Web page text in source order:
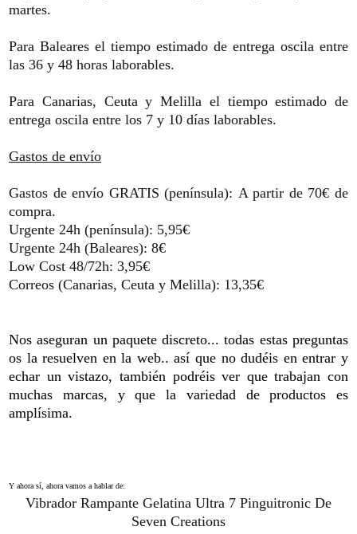
martes.
Para Baleares el tiempo estimado de entrega oscila entre
las 36 y 48 horas laborables.
Para Canarias, Ceuta y Melilla el tiempo estimado de
entrega oscila entre los 7 y 10 días laborables.
Gastos de envío
Gastos de envío GRATIS (península): A partir de 70€ de
compra.
Urgente 24h (península): 5,95€
Urgente 24h (Baleares): 8€
Low Cost 48/72h: 3,95€
Correos (Canarias, Ceuta y Melilla): 13,35€
Nos aseguran un paquete discreto... todas estas preguntas
os la resuelven en la web.. así que no dudéis en entrar y
echar un vistazo, también podréis ver que trabajan con
muchas marcas, y que la variedad de productos es
amplísima.
Y ahora sí, ahora vamos a hablar de:
Vibrador Rampante Gelatina Ultra 7 Pinguitronic De
Seven Creations